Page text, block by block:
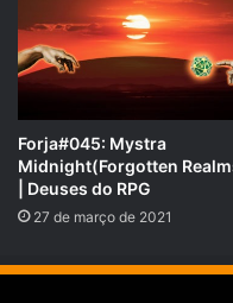
Grupo do Facebook
Twitter@RPG_Next,
Google Plus,
Vote noiTunes do
RPG Next Podcast
na divulgação!
Forja#045: Mystra
Midnight(Forgotten
| Deuses do RPG
27 de março de 2021